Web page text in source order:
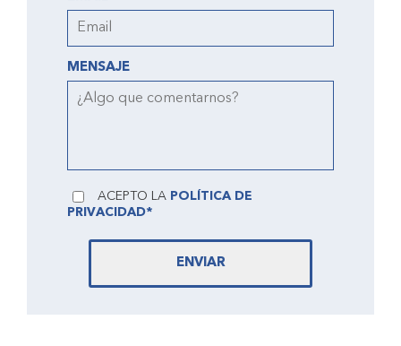
MENSAJE
ACEPTO LA POLÍTICA DE
PRIVACIDAD*
ENVIAR